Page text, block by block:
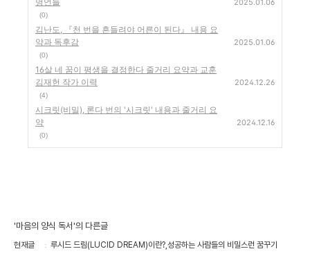
(0)
2025.01.06
김난도, 『천 번을 흔들려야 어른이 된다』 내용 요
약과 독후감
(0)
2025.01.06
16살 네 꿈이 평생을 결정한다 줄거리 요약과 교훈
김재헌 작가 이력
(4)
2024.12.26
시크릿(비밀), 론다 번의 '시크릿' 내용과 줄거리 요
약
(0)
2024.12.16
'마음의 양식 독서'의 다른글
현재글 루시드 드림(LUCID DREAM)이란?,성공하는 사람들의 비밀스런 꿈꾸기